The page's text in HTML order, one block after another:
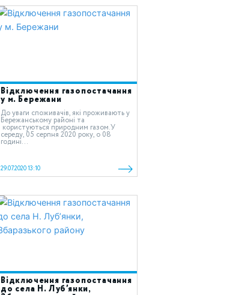
Відключення газопостачання
у м. Бережани
До уваги споживачів, які проживають у
Бережанському районі та
користуються природним газом.У
середу, 05 серпня 2020 року, о 08
годині...
29.07.2020 13:10
Відключення газопостачання
до села Н. Луб’янки,